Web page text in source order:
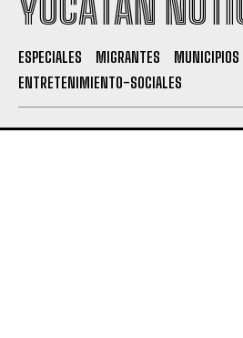
YUCATÁN
ESPECIALES MIGRANTES MUNICIPIOS
ENTRETENIMIENTO-SOCIALES